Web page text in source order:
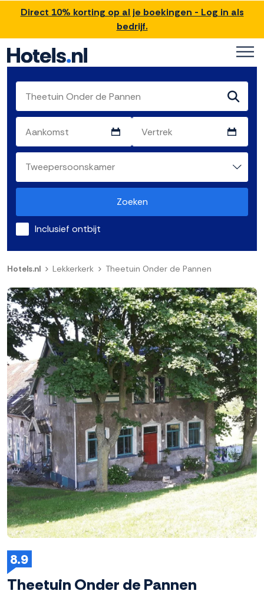
Direct 10% korting op al je boekingen - Log in als
bedrijf.
Zoeken
Inclusief ontbijt
Hotels.nl Lekkerkerk Theetuin Onder de Pannen
8.9
Theetuin Onder de Pannen